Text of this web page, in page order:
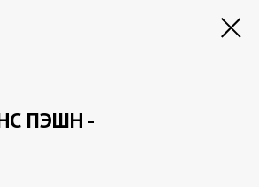
ПЭШН -